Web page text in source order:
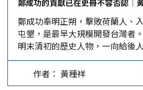
亡，…雖肝腦塗地而無所悔。」
「一旦苟以自救」，將疆土「舉
「其視華人之身家，曾弄具之不
政治、經濟、社會環境互動，發
焦點從人與人的平等，延伸到社
萬物的共生，過程中有衝突，也
期的憤怒、對父權規範的敵意，
物、互相依存的現實，朝向既重
惜情感和歸屬需求的方向發展。
選讀》依時間順序分為八個主題
鄭成功的貢獻已在史冊不容否認│
鄭成功奉明正朔，擊敗荷蘭人、
屯墾，是最早大規模開發台灣者
明末清初的歷史人物，一向給後
「驅逐異族」與「恢復故土」的
一百多間廟宇祭祀他，而如劍潭
說，不僅強化了他受命於天的形
作者： 黃種祥